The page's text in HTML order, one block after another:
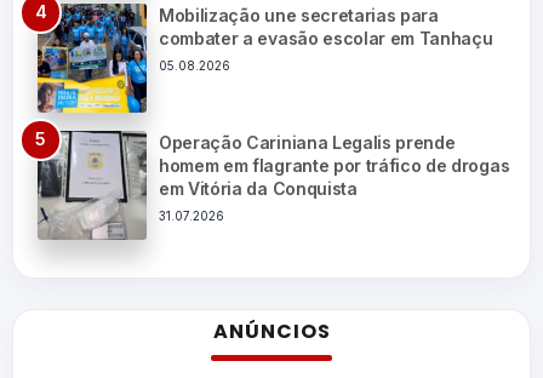
Mobilização une secretarias para
combater a evasão escolar em Tanhaçu
05.08.2026
Operação Cariniana Legalis prende
homem em flagrante por tráfico de drogas
em Vitória da Conquista
31.07.2026
ANÚNCIOS